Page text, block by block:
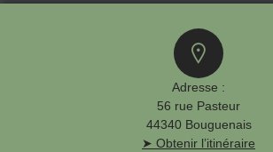
Adresse :
56 rue Pasteur
44340 Bouguenais
➤ Obtenir l’itinéraire